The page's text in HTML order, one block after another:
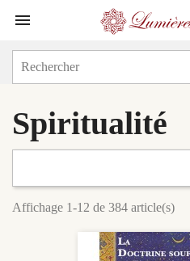

Spiritualité
Affichage 1-12 de 384 article(s)